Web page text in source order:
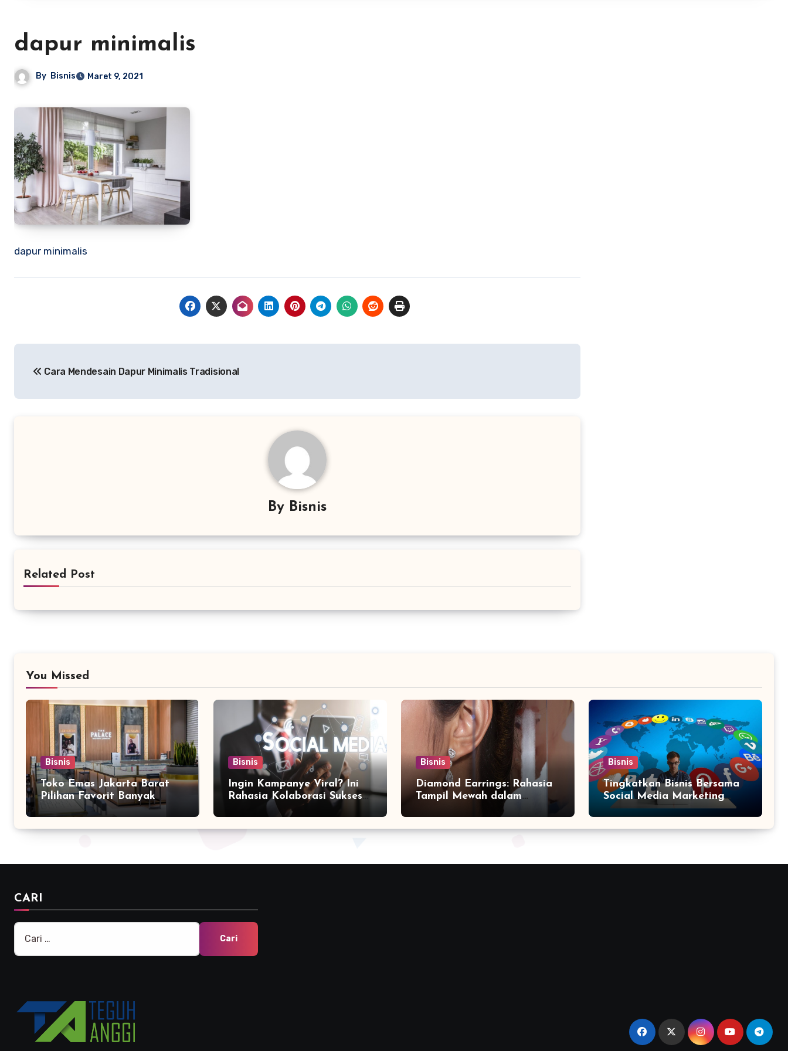
dapur minimalis
By Bisnis Maret 9, 2021
dapur minimalis
pos Cara Mendesain Dapur Minimalis Tradisional
By Bisnis
Related Post
You Missed
Bisnis
Toko Emas Jakarta Barat
Pilihan Favorit Banyak
Bisnis
Ingin Kampanye Viral? Ini
Rahasia Kolaborasi Sukses
Bersama Social Media
Marketing Agency
Bisnis
Diamond Earrings: Rahasia
Tampil Mewah dalam
Sekejap yang Jarang
Diketahui
Bisnis
Tingkatkan Bisnis Bersama
Social Media Marketing
Agency
CARI
Cari
untuk: